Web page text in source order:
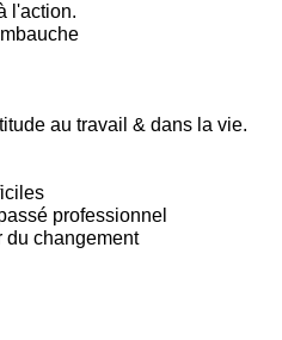
l'action.
au travail & dans la vie.
professionnel
du changement